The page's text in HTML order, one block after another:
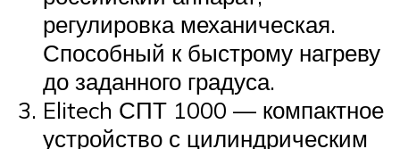
регулировка механическая.
Способный к быстрому нагреву
до заданного градуса.
Elitech СПТ 1000 — компактное
устройство с цилиндрическим